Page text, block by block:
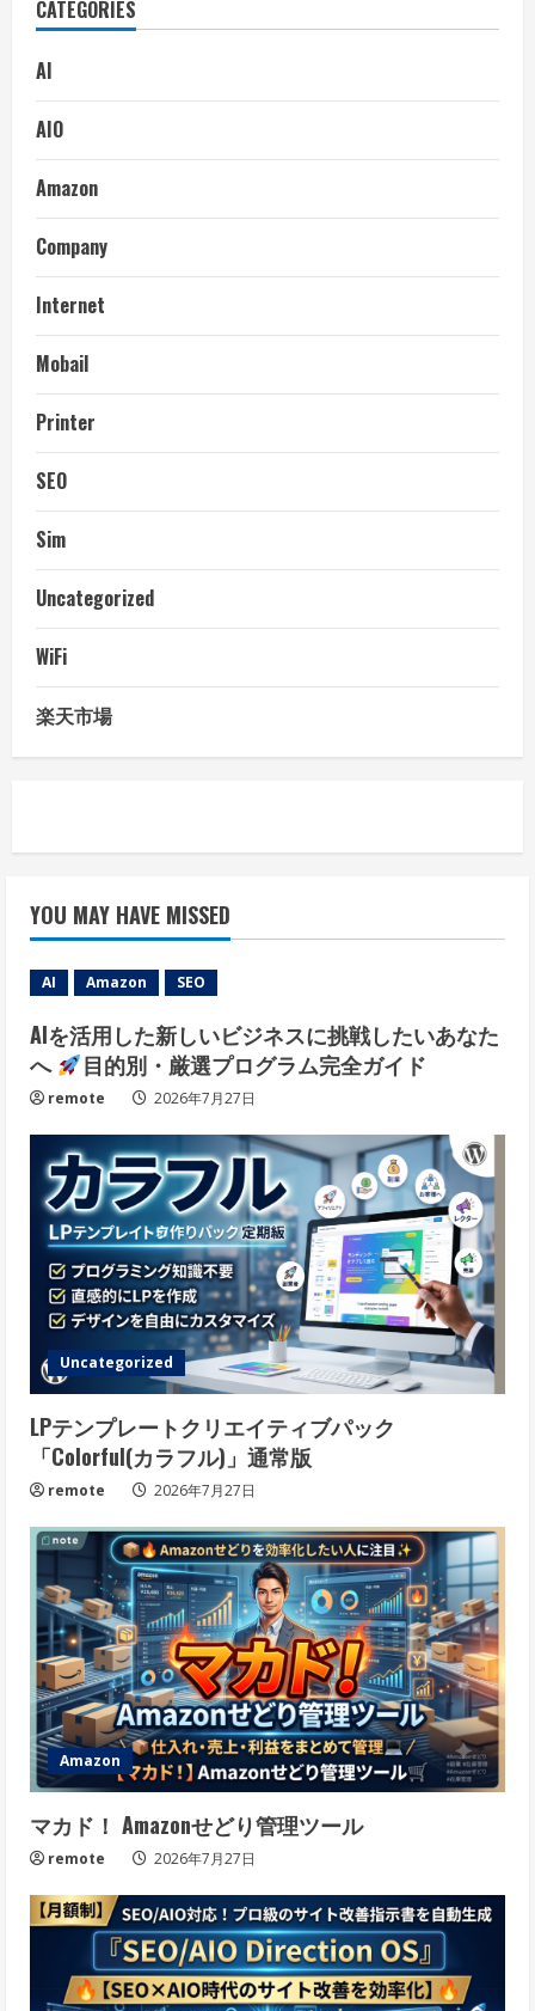
CATEGORIES
AI
AIO
Amazon
Company
Internet
Mobail
Printer
SEO
Sim
Uncategorized
WiFi
楽天市場
YOU MAY HAVE MISSED
AI Amazon SEO
AIを活用した新しいビジネスに挑戦したいあなた
へ
目的別・厳選プログラム完全ガイド
remote 2026年7月27日
Uncategorized
LPテンプレートクリエイティブパック
「Colorful(カラフル)」通常版
remote 2026年7月27日
Amazon
マカド！ Amazonせどり管理ツール
remote 2026年7月27日